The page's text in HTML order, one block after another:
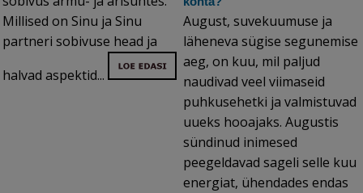
Millised on Sinu ja Sinu
partneri sobivuse head ja
halvad aspektid...
August, suvekuumuse ja
läheneva sügise segunemise
aeg, on kuu, mil paljud
naudivad veel viimaseid
puhkusehetki ja valmistuvad
uueks hooajaks. Augustis
sündinud inimesed
peegeldavad sageli selle kuu
energiat, ühendades endas